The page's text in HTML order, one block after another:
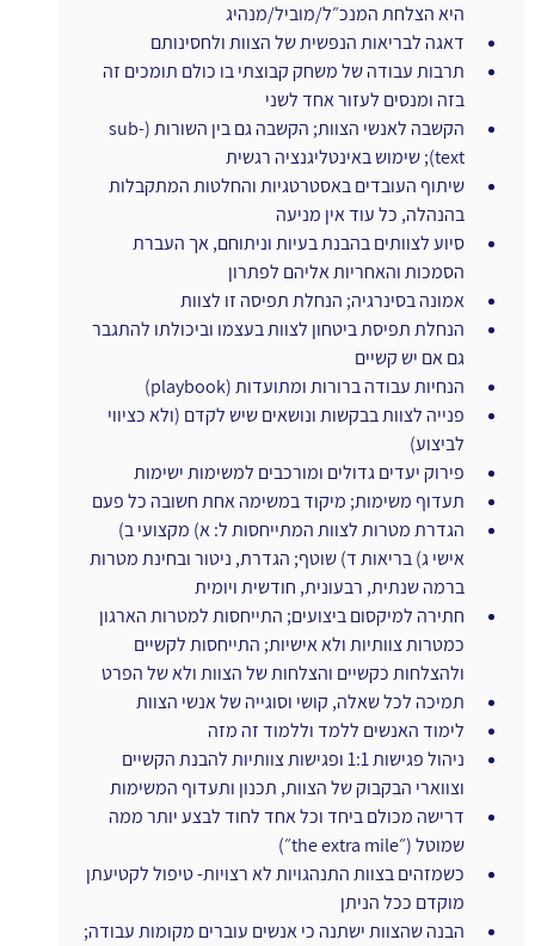
היא הצלחת המנכ״ל/מוביל/מנהיג
דאגה לבריאות הנפשית של הצוות ולחסינותם
תרבות עבודה של משחק קבוצתי בו כולם תומכים זה
בזה ומנסים לעזור אחד לשני
הקשבה לאנשי הצוות; הקשבה גם בין השורות (sub-
text); שימוש באינטליגנציה רגשית
שיתוף העובדים באסטרטגיות והחלטות המתקבלות
בהנהלה, כל עוד אין מניעה
סיוע לצוותים בהבנת בעיות וניתוחם, אך העברת
הסמכות והאחריות אליהם לפתרון
אמונה בסינרגיה; הנחלת תפיסה זו לצוות
הנחלת תפיסת ביטחון לצוות בעצמו וביכולתו להתגבר
גם אם יש קשיים
הנחיות עבודה ברורות ומתועדות (playbook)
פנייה לצוות בבקשות ונושאים שיש לקדם (ולא כציווי
לביצוע)
פירוק יעדים גדולים ומורכבים למשימות ישימות
תעדוף משימות; מיקוד במשימה אחת חשובה כל פעם
הגדרת מטרות לצוות המתייחסות ל: א) מקצועי ב)
אישי ג) בריאות ד) שוטף; הגדרת, ניטור ובחינת מטרות
ברמה שנתית, רבעונית, חודשית ויומית
חתירה למיקסום ביצועים; התייחסות למטרות הארגון
כמטרות צוותיות ולא אישיות; התייחסות לקשיים
ולהצלחות כקשיים והצלחות של הצוות ולא של הפרט
תמיכה לכל שאלה, קושי וסוגייה של אנשי הצוות
לימוד האנשים ללמד וללמוד זה מזה
ניהול פגישות 1:1 ופגישות צוותיות להבנת הקשיים
וצווארי הבקבוק של הצוות, תכנון ותעדוף המשימות
דרישה מכולם ביחד וכל אחד לחוד לבצע יותר ממה
שמוטל (״the extra mile״)
כשמזהים בצוות התנהגויות לא רצויות- טיפול לקטיעתן
מוקדם ככל הניתן
הבנה שהצוות ישתנה כי אנשים עוברים מקומות עבודה;